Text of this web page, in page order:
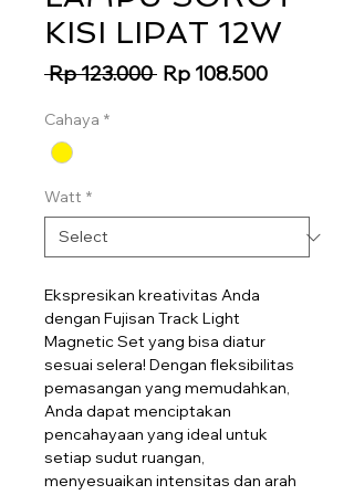
KISI LIPAT 12W
Rp 123.000 Regular
Rp 108.500Sale
Cahaya *
Watt *
Ekspresikan kreativitas Anda
dengan Fujisan Track Light
Magnetic Set yang bisa diatur
sesuai selera! Dengan fleksibilitas
pemasangan yang memudahkan,
Anda dapat menciptakan
pencahayaan yang ideal untuk
setiap sudut ruangan,
menyesuaikan intensitas dan arah